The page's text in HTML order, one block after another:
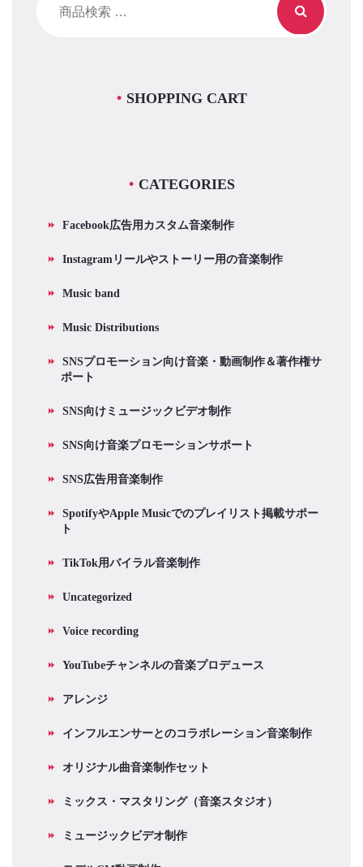
SHOPPING CART
CATEGORIES
Facebook広告用カスタム音楽制作
Instagramリールやストーリー用の音楽制作
Music band
Music Distributions
SNSプロモーション向け音楽・動画制作＆著作権サ
ポート
SNS向けミュージックビデオ制作
SNS向け音楽プロモーションサポート
SNS広告用音楽制作
SpotifyやApple Musicでのプレイリスト掲載サポー
ト
TikTok用バイラル音楽制作
Uncategorized
Voice recording
YouTubeチャンネルの音楽プロデュース
アレンジ
インフルエンサーとのコラボレーション音楽制作
オリジナル曲音楽制作セット
ミックス・マスタリング（音楽スタジオ）
ミュージックビデオ制作